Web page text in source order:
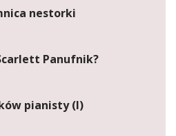
nestorki
Panufnik?
pianisty (I)